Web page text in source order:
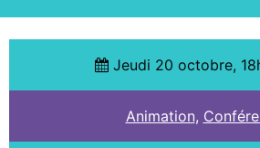
Jeudi 20 octobre,
Animation,